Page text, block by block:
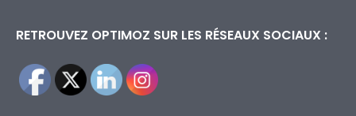
RETROUVEZ OPTIMOZ SUR LES RÉSEAUX SOCIAUX :